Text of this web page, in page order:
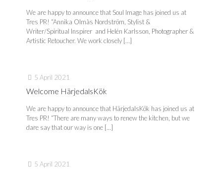
We are happy to announce that Soul Image has joined us at
Tres PR! “Annika Olmås Nordström, Stylist &
Writer/Spiritual Inspirer and Helén Karlsson, Photographer &
Artistic Retoucher. We work closely […]
5 April 2021
Welcome HärjedalsKök
We are happy to announce that HärjedalsKök has joined us at
Tres PR! “There are many ways to renew the kitchen, but we
dare say that our way is one […]
5 April 2021